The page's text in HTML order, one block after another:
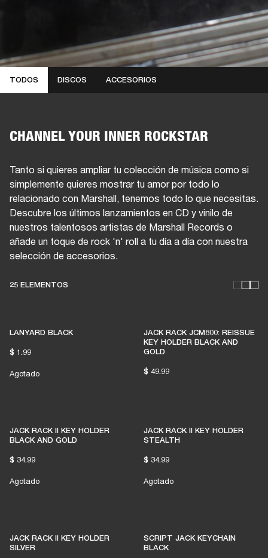
TODOS DISCOS ACCESORIOS
CHANNEL YOUR INNER ROCKSTAR
Tanto si quieres ampliar tu colección de música como si
simplemente quieres mostrar tu amor por todo lo
relacionado con Marshall, tenemos todo lo que necesitas.
Descubre los últimos lanzamientos en CD y vinilo de
nuestros talentosos artistas de Marshall Records o
añade un toque de rock 'n' roll a tu día a día con nuestra
selección de accesorios.
25 ELEMENTOS
LANYARD BLACK
$ 1.99
Agotado
JACK RACK JCM800: REISSUE
KEY HOLDER BLACK AND
GOLD
$ 49.99
JACK RACK II KEY HOLDER
BLACK AND GOLD
$ 34.99
Agotado
JACK RACK II KEY HOLDER
STEALTH
$ 34.99
Agotado
JACK RACK II KEY HOLDER
SILVER
SCRIPT JACK KEYCHAIN
BLACK